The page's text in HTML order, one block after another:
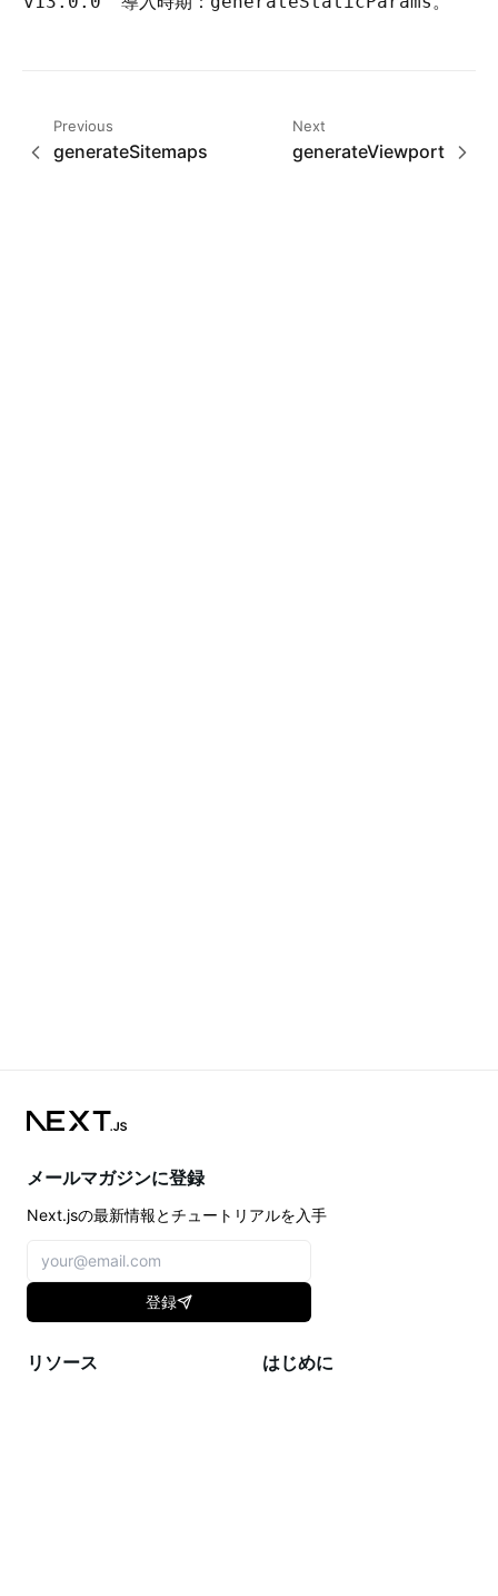
Previous
generateSitemaps
Next
generateViewport
メールマガジンに登録
Next.jsの最新情報とチュートリアルを入手
登録
リソース はじめに